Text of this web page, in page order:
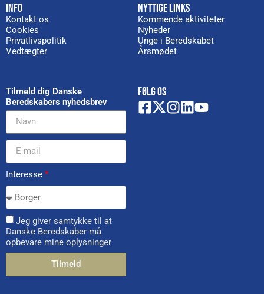
INFO
Kontakt os
Cookies
Privatlivspolitik
Vedtægter
NYTTIGE LINKS
Kommende aktiviteter
Nyheder
Unge i Beredskabet
Årsmødet
Tilmeld dig Danske
Beredskabers nyhedsbrev
Interesse *
Jeg giver samtykke til at
Danske Beredskaber må
opbevare mine oplysninger
Tilmeld
FØLG OS